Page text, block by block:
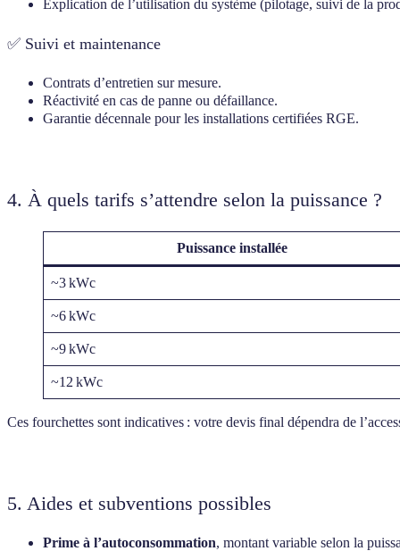
Explication de l’utilisation du système (pilotage, suivi de la
✅ Suivi et maintenance
Contrats d’entretien sur mesure.
Réactivité en cas de panne ou défaillance.
Garantie décennale pour les installations certifiées RGE.
4. À quels tarifs s’attendre selon la puissance ?
Puissance installée
~3 kWc
~6 kWc
~9 kWc
~12 kWc
Ces fourchettes sont indicatives : votre devis final dépendra de
5. Aides et subventions possibles
Prime à l’autoconsommation, montant variable selon la